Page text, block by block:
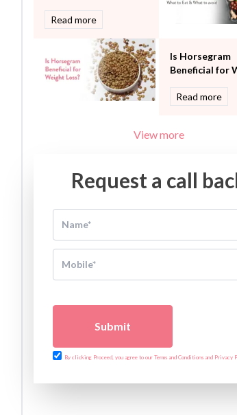
Read more
Is Horsegram
Beneficial for
Read more
View more
Request a call
Submit
By clicking Proceed, you agree to our Terms and Conditions and Privacy